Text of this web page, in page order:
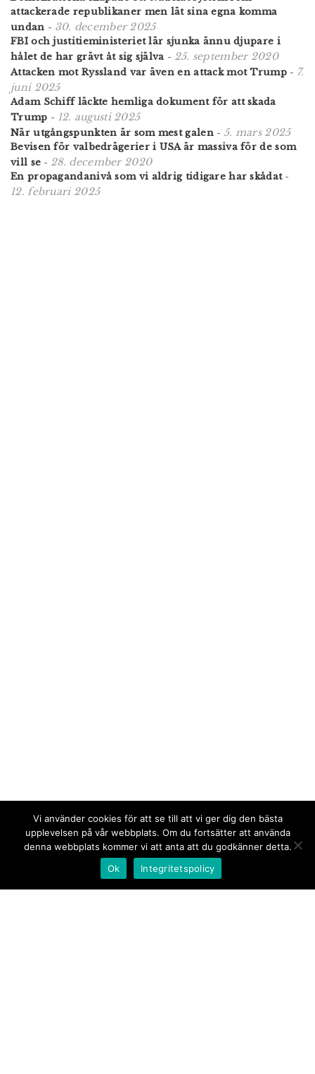
attackerade republikaner men lät sina egna komma
undan - 30. december 2025
FBI och justitieministeriet lär sjunka ännu djupare i
hålet de har grävt åt sig själva - 25. september 2020
Attacken mot Ryssland var även en attack mot Trump - 7.
juni 2025
Adam Schiff läckte hemliga dokument för att skada
Trump - 12. augusti 2025
När utgångspunkten är som mest galen- 5. mars 2025
Bevisen för valbedrägerier i USA är massiva för de som
vill se - 28. december 2020
En propagandanivå som vi aldrig tidigare har skådat-
12. februari 2025
Vi använder cookies för att se till att vi ger dig den bästa
upplevelsen på vår webbplats. Om du fortsätter att använda
denna webbplats kommer vi att anta att du godkänner detta.
Ok
Integritetspolicy